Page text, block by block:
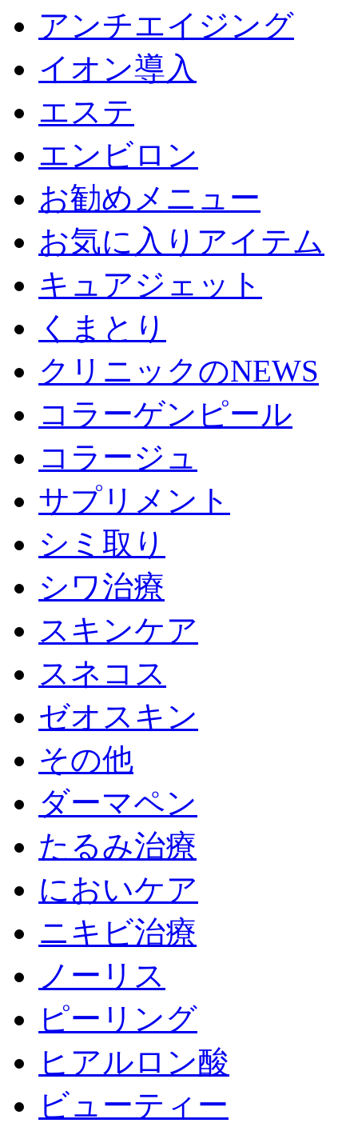
アンチエイジング
イオン導入
エステ
エンビロン
お勧めメニュー
お気に入りアイテム
キュアジェット
くまとり
クリニックのNEWS
コラーゲンピール
コラージュ
サプリメント
シミ取り
シワ治療
スキンケア
スネコス
ゼオスキン
その他
ダーマペン
たるみ治療
においケア
ニキビ治療
ノーリス
ピーリング
ヒアルロン酸
ビューティー